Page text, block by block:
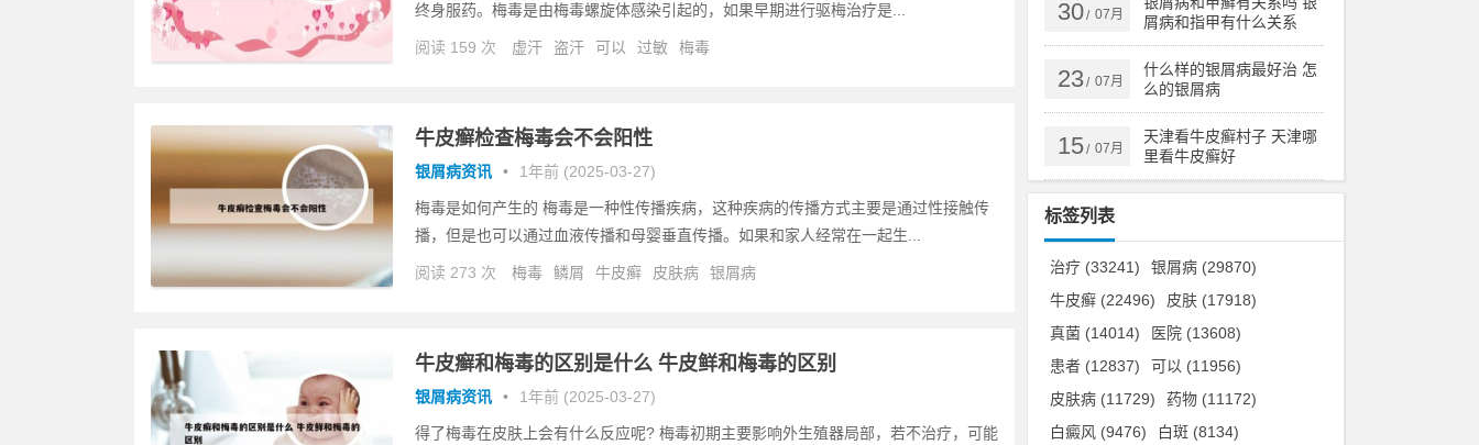
终身服药。梅毒是由梅毒螺旋体感染引起的，如果早期进行驱梅治疗是...
阅读 159 次 虚汗 盗汗 可以 过敏 梅毒
牛皮癣检查梅毒会不会阳性
银屑病资讯 • 1年前 (2025-03-27)
梅毒是如何产生的 梅毒是一种性传播疾病，这种疾病的传播方式主要是通过性接触传
播，但是也可以通过血液传播和母婴垂直传播。如果和家人经常在一起生...
阅读 273 次 梅毒 鳞屑 牛皮癣 皮肤病 银屑病
牛皮癣和梅毒的区别是什么 牛皮鲜和梅毒的区别
银屑病资讯 • 1年前 (2025-03-27)
得了梅毒在皮肤上会有什么反应呢? 梅毒初期主要影响外生殖器局部，若不治疗，可能
30/ 07月
屑病和指甲有什么关系
23/ 07月
什么样的银屑病最好治 怎
么的银屑病
15/ 07月
天津看牛皮癣村子 天津哪
里看牛皮癣好
标签列表
治疗 (33241) 银屑病 (29870)
牛皮癣 (22496) 皮肤 (17918)
真菌 (14014) 医院 (13608)
患者 (12837) 可以 (11956)
皮肤病 (11729) 药物 (11172)
白癜风 (9476) 白斑 (8134)